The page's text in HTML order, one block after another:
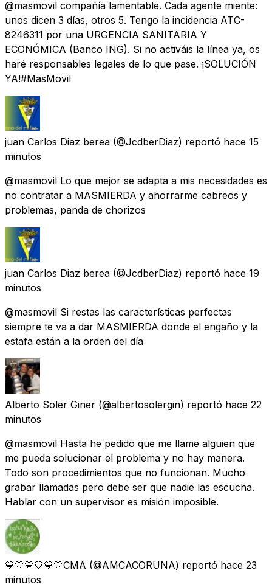
@masmovil compañía lamentable. Cada agente miente:
unos dicen 3 días, otros 5. Tengo la incidencia ATC-
8246311 por una URGENCIA SANITARIA Y
ECONÓMICA (Banco ING). Si no activáis la línea ya, os
haré responsables legales de lo que pase. ¡SOLUCIÓN
YA!#MasMovil
juan Carlos Diaz berea (@JcdberDiaz) reportó hace 15
minutos
@masmovil Lo que mejor se adapta a mis necesidades es
no contratar a MASMIERDA y ahorrarme cabreos y
problemas, panda de chorizos
juan Carlos Diaz berea (@JcdberDiaz) reportó hace 19
minutos
@masmovil Si restas las características perfectas
siempre te va a dar MASMIERDA donde el engaño y la
estafa están a la orden del día
Alberto Soler Giner (@albertosolergin) reportó hace 22
minutos
@masmovil Hasta he pedido que me llame alguien que
me pueda solucionar el problema y no hay manera.
Todo son procedimientos que no funcionan. Mucho
grabar llamadas pero debe ser que nadie las escucha.
Hablar con un supervisor es misión imposible.
💙🤍💙🤍💙🤍CMA (@AMCACORUNA) reportó hace 23
minutos